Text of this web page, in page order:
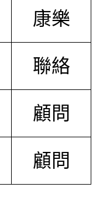
康樂
聯絡
顧問
顧問